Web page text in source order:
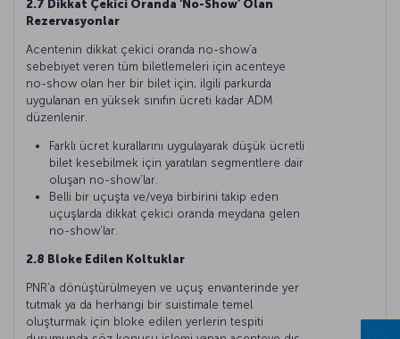
2.7 Dikkat Çekici Oranda ‘No-Show’ Olan
Rezervasyonlar
Acentenin dikkat çekici oranda no-show’a
sebebiyet veren tüm biletlemeleri için acenteye
no-show olan her bir bilet için, ilgili parkurda
uygulanan en yüksek sınıfın ücreti kadar ADM
düzenlenir.
Farklı ücret kurallarını uygulayarak düşük ücretli
bilet kesebilmek için yaratılan segmentlere dair
oluşan no-show’lar.
Belli bir uçuşta ve/veya birbirini takip eden
uçuşlarda dikkat çekici oranda meydana gelen
no-show’lar.
2.8 Bloke Edilen Koltuklar
PNR’a dönüştürülmeyen ve uçuş envanterinde yer
tutmak ya da herhangi bir suistimale temel
oluşturmak için bloke edilen yerlerin tespiti